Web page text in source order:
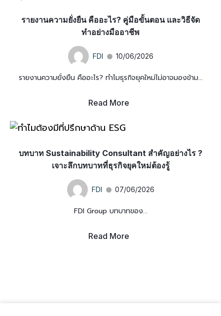
รายงานความยั่งยืน คืออะไร? คู่มือขั้นตอน และวิธีจัด
ทำอย่างมืออาชีพ
FDI 10/06/2026
รายงานความยั่งยืน คืออะไร? ทำไมธุรกิจยุคใหม่ไม่อาจมองข้าม...
Read More
บทบาท Sustainability Consultant สำคัญอย่างไร ?
เจาะลึกบทบาทที่ธุรกิจยุคใหม่ต้องรู้
FDI 07/06/2026
FDI Group บทบาทของ...
Read More